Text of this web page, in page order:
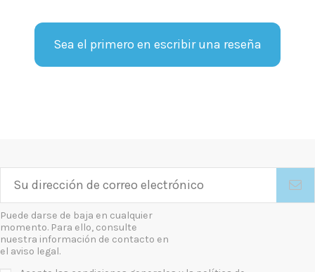
Sea el primero en escribir una reseña
Puede darse de baja en cualquier
momento. Para ello, consulte
nuestra información de contacto en
el aviso legal.